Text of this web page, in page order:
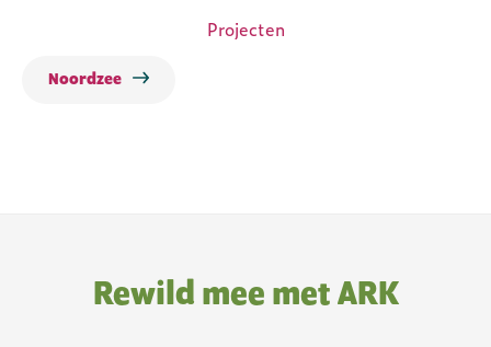
Projecten
Noordzee
Rewild mee met ARK